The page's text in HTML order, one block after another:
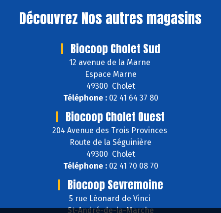
Découvrez Nos autres magasins
Biocoop Cholet Sud
12 avenue de la Marne
Espace Marne
49300 Cholet
Téléphone :02 41 64 37 80
Biocoop Cholet Ouest
204 Avenue des Trois Provinces
Route de la Séguinière
49300 Cholet
Téléphone :02 41 70 08 70
Biocoop Sevremoine
5 rue Léonard de Vinci
St-André-de-la-Marche